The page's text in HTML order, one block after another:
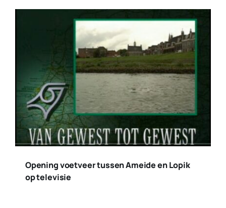
Opening voetveer tussen Ameide en Lopik
op televisie